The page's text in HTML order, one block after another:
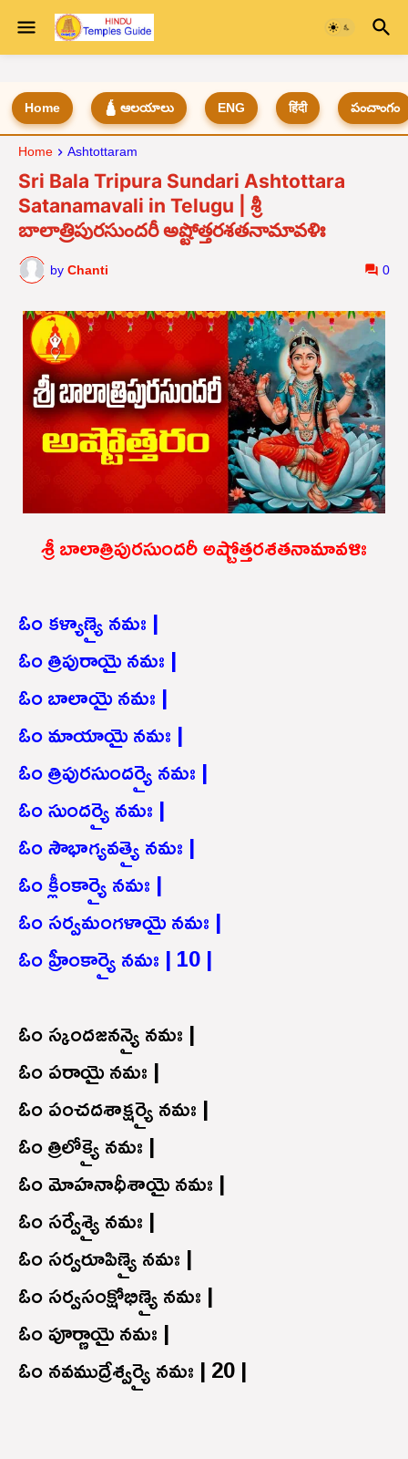
Home 🛕 ఆలయాలు ENG हिंदी పంచాంగం
Home Ashtottaram
Sri Bala Tripura Sundari Ashtottara
Satanamavali in Telugu | శ్రీ
బాలాత్రిపురసుందరీ అష్టోత్తరశతనామావళిః
by Chanti 0
శ్రీ బాలాత్రిపురసుందరీ అష్టోత్తరశతనామావళిః
ఓం కళ్యాణ్యై నమః |
ఓం త్రిపురాయై నమః |
ఓం బాలాయై నమః |
ఓం మాయాయై నమః |
ఓం త్రిపురసుందర్యై నమః |
ఓం సుందర్యై నమః |
ఓం సౌభాగ్యవత్యై నమః |
ఓం క్లీంకార్యై నమః |
ఓం సర్వమంగళాయై నమః |
ఓం హ్రీంకార్యై నమః | 10 |
ఓం స్కందజనన్యై నమః |
ఓం పరాయై నమః |
ఓం పంచదశాక్షర్యై నమః |
ఓం త్రిలోక్యై నమః |
ఓం మోహనాధీశాయై నమః |
ఓం సర్వేశ్యై నమః |
ఓం సర్వరూపిణ్యై నమః |
ఓం సర్వసంక్షోభిణ్యై నమః |
ఓం పూర్ణాయై నమః |
ఓం నవముద్రేశ్వర్యై నమః | 20 |